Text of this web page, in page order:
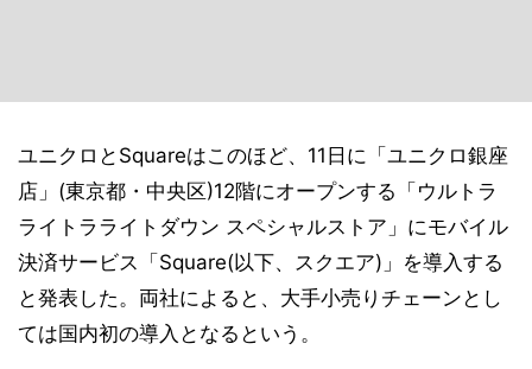
ユニクロとSquareはこのほど、11日に「ユニクロ銀座
店」(東京都・中央区)12階にオープンする「ウルトラ
ライトラライトダウン スペシャルストア」にモバイル
決済サービス「Square(以下、スクエア)」を導入する
と発表した。両社によると、大手小売りチェーンとし
ては国内初の導入となるという。